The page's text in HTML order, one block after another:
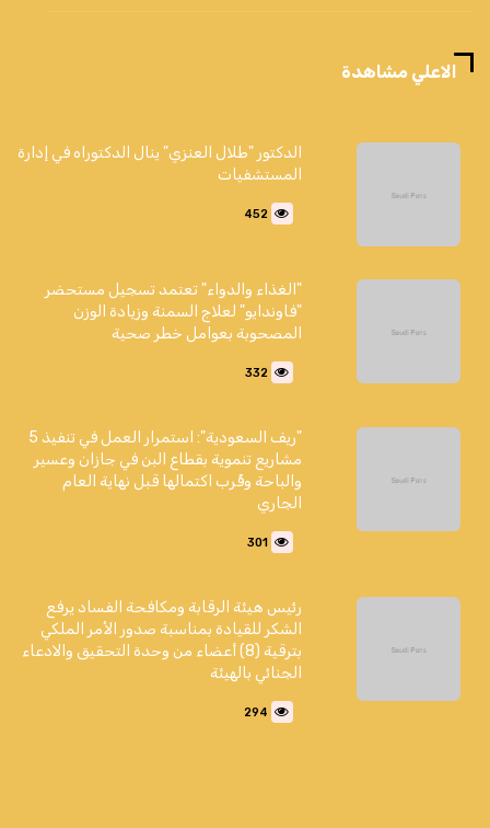
الاعلي مشاهدة
الدكتور "طلال العنزي" ينال الدكتوراه في إدارة
المستشفيات
452
"الغذاء والدواء" تعتمد تسجيل مستحضر
"فاوندايو" لعلاج السمنة وزيادة الوزن
المصحوبة بعوامل خطر صحية
332
"ريف السعودية": استمرار العمل في تنفيذ 5
مشاريع تنموية بقطاع البن في جازان وعسير
والباحة وقُرب اكتمالها قبل نهاية العام
الجاري
301
رئيس هيئة الرقابة ومكافحة الفساد يرفع
الشكر للقيادة بمناسبة صدور الأمر الملكي
بترقية (8) أعضاء من وحدة التحقيق والادعاء
الجنائي بالهيئة
294